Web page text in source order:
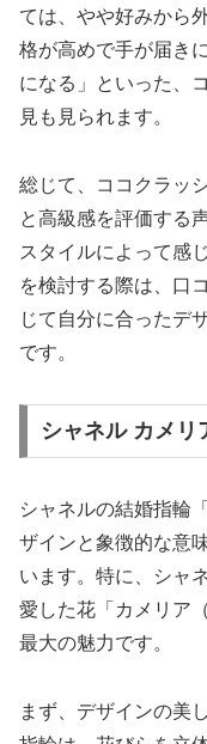
ては、やや好みから
格が高めで手が届き
になる」といった、
見も見られます。
総じて、ココクラッ
と高級感を評価する
スタイルによって感
を検討する際は、口
じて自分に合ったデ
です。
シャネル カメリ
シャネルの結婚指輪
ザインと象徴的な意
います。特に、シャ
愛した花「カメリア
最大の魅力です。
まず、デザインの美